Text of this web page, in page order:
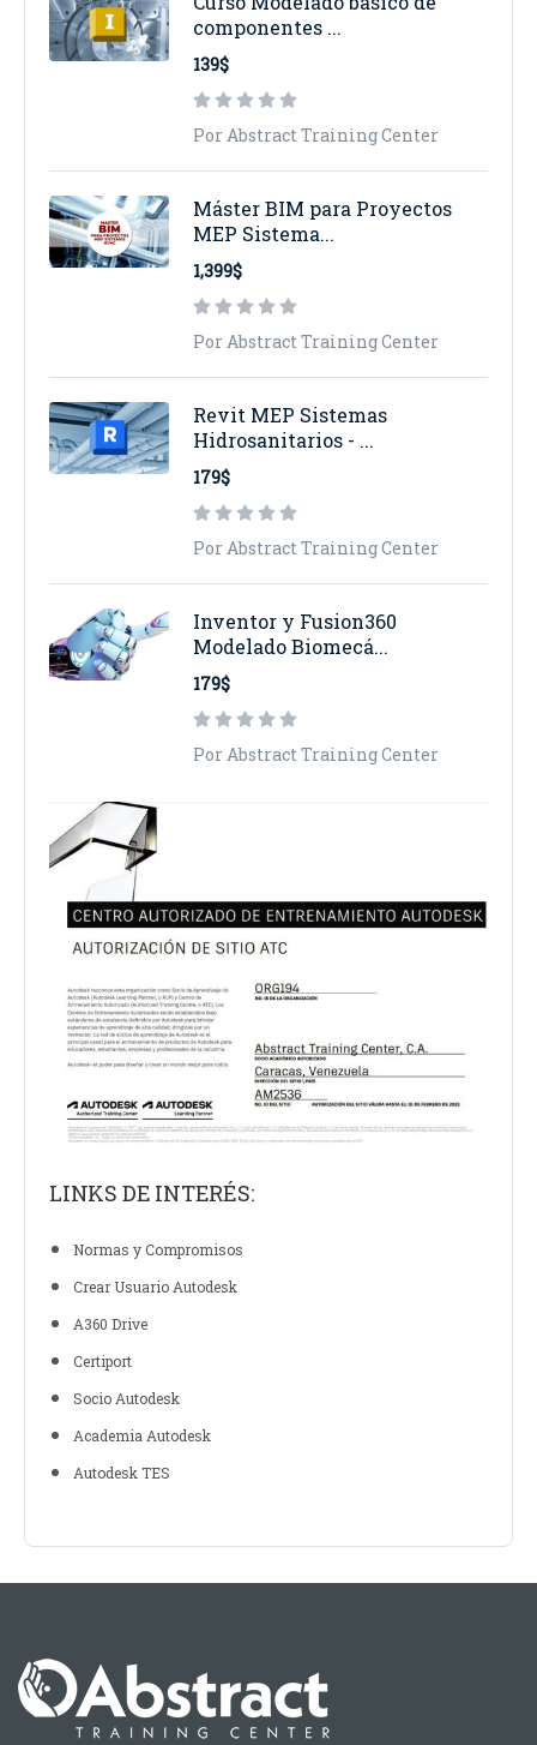
componentes ...
139$
Por Abstract Training Center
Máster BIM para Proyectos
MEP Sistema...
1,399$
Por Abstract Training Center
Revit MEP Sistemas
Hidrosanitarios - ...
179$
Por Abstract Training Center
Inventor y Fusion360
Modelado Biomecá...
179$
Por Abstract Training Center
LINKS DE INTERÉS:
Normas y Compromisos
Crear Usuario Autodesk
A360 Drive
Certiport
Socio Autodesk
Academia Autodesk
Autodesk TES